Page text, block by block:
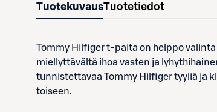
TuotekuvausTuotetiedot
Tommy Hilfiger t-paita on helppo
miellyttävältä ihoa vasten ja
tunnistettavaa Tommy Hilfiger tyyliä ja
toiseen.